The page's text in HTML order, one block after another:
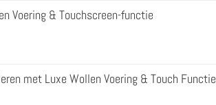
Voering & Touchscreen-functie
met Luxe Wollen Voering & Touch Functie